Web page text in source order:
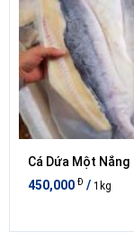
Cá Dứa Một Nắng
450,000 Đ / 1kg